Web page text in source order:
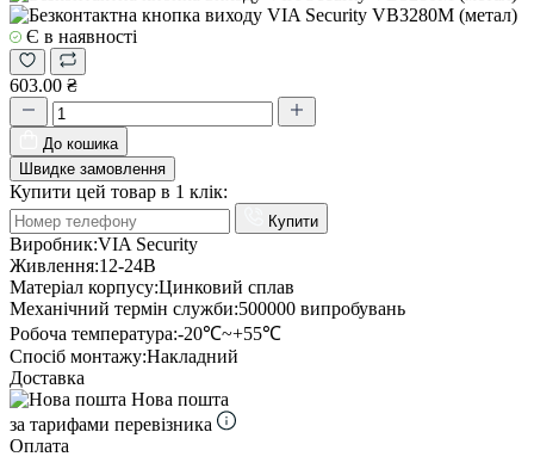
Є в наявності
603.00 ₴
До кошика
Швидке замовлення
Купити цей товар в 1 клік:
Купити
Виробник:VIA Security
Живлення:12-24В
Матеріал корпусу:Цинковий сплав
Механічний термін служби:500000 випробувань
Робоча температура:-20℃~+55℃
Спосіб монтажу:Накладний
Доставка
Нова пошта
за тарифами перевізника
Оплата